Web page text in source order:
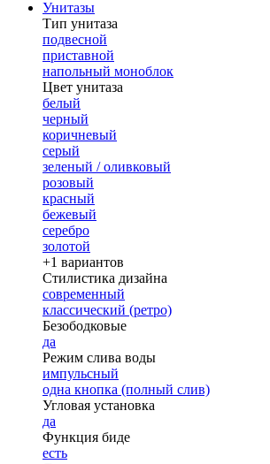
Унитазы
Тип унитаза
подвесной
приставной
напольный моноблок
Цвет унитаза
белый
черный
коричневый
серый
зеленый / оливковый
розовый
красный
бежевый
серебро
золотой
+1 вариантов
Стилистика дизайна
современный
классический (ретро)
Безободковые
да
Режим слива воды
импульсный
одна кнопка (полный слив)
Угловая установка
да
Функция биде
есть